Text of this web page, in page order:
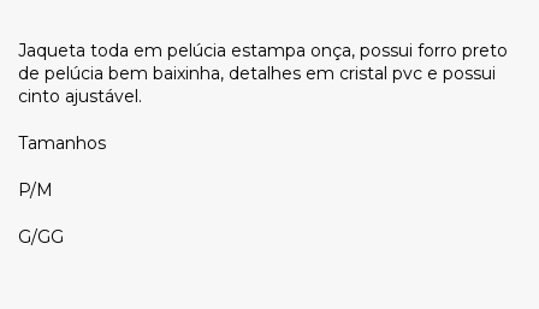
Jaqueta toda em pelúcia estampa onça, possui forro preto
de pelúcia bem baixinha, detalhes em cristal pvc e possui
cinto ajustável.
Tamanhos
P/M
G/GG